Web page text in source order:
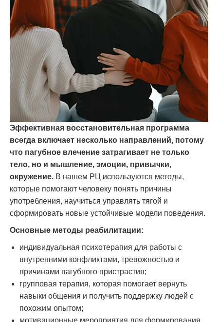
Эффективная восстановительная программа
всегда включает несколько направлений, потому
что пагубное влечение затрагивает не только
тело, но и мышление, эмоции, привычки,
окружение. В нашем РЦ используются методы,
которые помогают человеку понять причины
употребления, научиться управлять тягой и
сформировать новые устойчивые модели поведения.
Основные методы реабилитации:
индивидуальная психотерапия для работы с
внутренними конфликтами, тревожностью и
причинами пагубного пристрастия;
групповая терапия, которая помогает вернуть
навыки общения и получить поддержку людей с
похожим опытом;